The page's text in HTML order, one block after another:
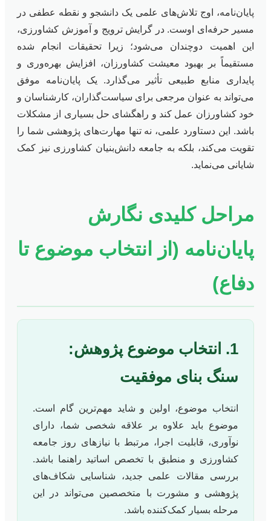
پایان‌نامه، اوج تلاش‌های علمی یک دانشجو و نقطه عطفی در
مسیر حرفه‌ای اوست. در گرایش ترویج و آموزش کشاورزی،
این اهمیت دوچندان می‌شود؛ زیرا تحقیقات انجام شده
مستقیماً بر بهبود معیشت کشاورزان، افزایش بهره‌وری و
پایداری منابع طبیعی تأثیر می‌گذارد. یک پایان‌نامه موفق
می‌تواند به عنوان مرجعی برای سیاست‌گذاران، کارشناسان و
خود کشاورزان عمل کند و راهگشای حل بسیاری از مشکلات
باشد. این دستاورد علمی، نه تنها مهارت‌های پژوهشی شما را
تقویت می‌کند، بلکه به جامعه دانش‌بنیان کشاورزی نیز کمک
شایانی می‌نماید.
مراحل کلیدی نگارش
پایان‌نامه (از انتخاب موضوع تا
دفاع)
1. انتخاب موضوع پژوهش:
سنگ بنای موفقیت
انتخاب موضوع، اولین و شاید مهم‌ترین گام است.
موضوع باید علاوه بر علاقه شخصی شما، دارای
نوآوری، قابلیت اجرا، مرتبط با نیازهای روز جامعه
کشاورزی و منطبق با تخصص اساتید راهنما باشد.
بررسی مقالات علمی جدید، شناسایی شکاف‌های
پژوهشی و مشورت با متخصصین می‌تواند در این
مرحله بسیار کمک‌کننده باشد.